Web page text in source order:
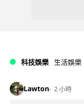
科技娛樂 生活娛樂
Lawton 2 小時